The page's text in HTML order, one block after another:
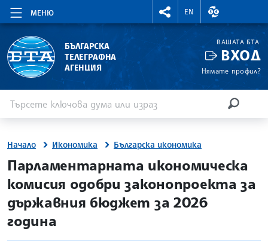
МЕНЮ
RIGHTMENU.SOCIAL
EN
ВАЛУТНИ
БЪЛГАРСКА
ТЕЛЕГРАФНА
АГЕНЦИЯ
ВАШАТА БТА
ВХОД
Нямате профил?
Начало Икономика Българска икономика
site.bta
Парламентарната икономическа
комисия одобри законопроекта за
държавния бюджет за 2026
година